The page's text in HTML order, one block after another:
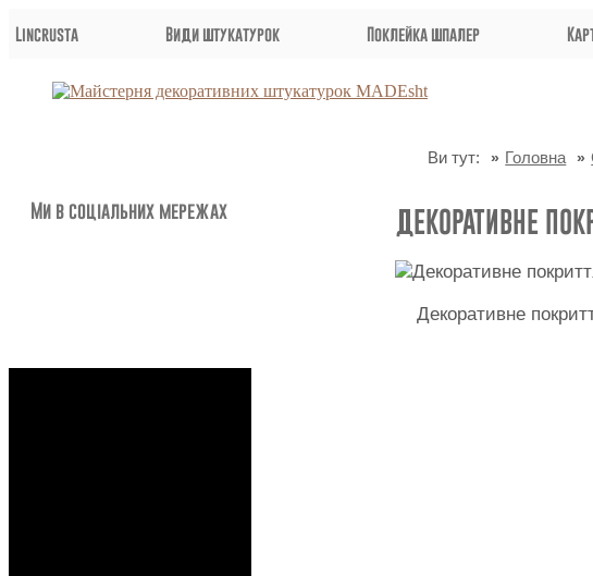
Lincrusta Види штукатурок Поклейка шпалер
Ви тут: Головна
ДЕКОРАТИВНЕ
Декоративне
Ми в соціальних мережах